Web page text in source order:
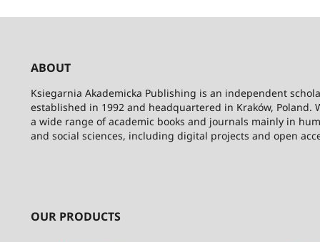
ABOUT
Ksiegarnia Akademicka Publishing is an independent
established in 1992 and headquartered in Kraków, Poland.
a wide range of academic books and journals mainly in
and social sciences, including digital projects and open
OUR PRODUCTS